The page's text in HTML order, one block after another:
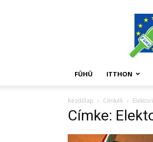
FÜHÜ ITTHON
Kezdőlap Címkék
Címke: